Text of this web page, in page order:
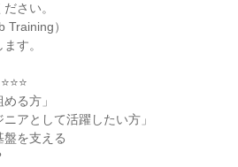
さい。
Training）
す。
る方」
アとして活躍したい方」
を支える